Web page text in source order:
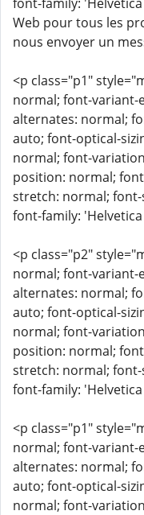
Web pour tous les
nous envoyer un
<p class="p1"
normal; font-variant-
alternates: normal;
auto; font-optical-
normal; font-
position: normal;
stretch: normal; font-
font-family: 'Helvetica
<p class="p2"
normal; font-variant-
alternates: normal;
auto; font-optical-
normal; font-
position: normal;
stretch: normal; font-
font-family:
<p class="p1"
normal; font-variant-
alternates: normal;
auto; font-optical-
normal; font-